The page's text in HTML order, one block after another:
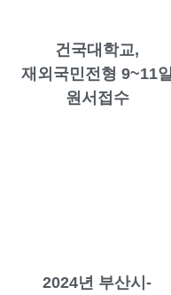
건국대학교,
재외국민전형 9~11일
원서접수
2024년 부산시-